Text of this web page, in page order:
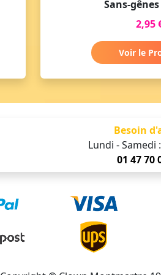
Sans-
2,95
Voir le
Besoin
Lundi - Samedi
01 47 70